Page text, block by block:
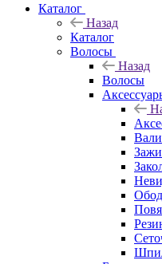
Каталог
Назад
Каталог
Волосы
Назад
Волосы